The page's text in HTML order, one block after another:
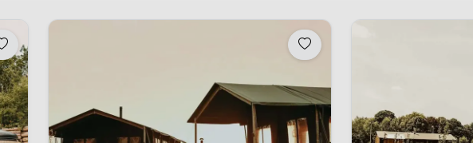
ruim en comfortabel met een bijzondere inrichting die herinnert aan
vroeger dagen. Geniet van de sfeer van kaarsen en olielampen, en van
houtkachel. Vergeet de tijd...
voor iedereen die zoekt naar kwaliteit en kleinschaligheid. Beleving en